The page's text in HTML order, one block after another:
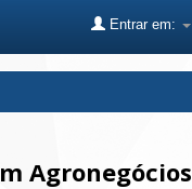
Entrar em:
Agronegócios